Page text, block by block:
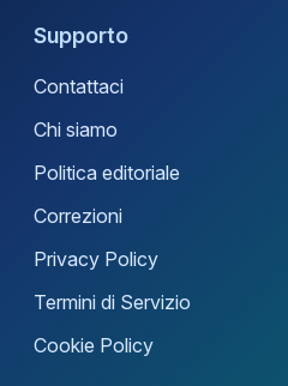
Supporto
Contattaci
Chi siamo
Politica editoriale
Correzioni
Privacy Policy
Termini di Servizio
Cookie Policy